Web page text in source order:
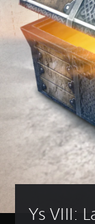
Ys VIII: